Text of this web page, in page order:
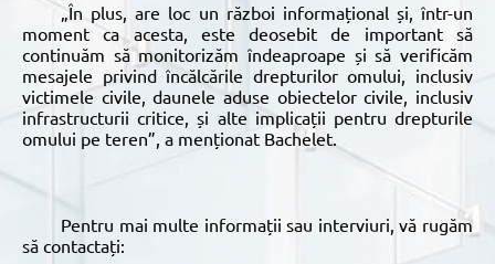
„În plus, are loc un război informațional și, într-un
moment ca acesta, este deosebit de important să
continuăm să monitorizăm îndeaproape și să verificăm
mesajele privind încălcările drepturilor omului, inclusiv
victimele civile, daunele aduse obiectelor civile, inclusiv
infrastructurii critice, și alte implicații pentru drepturile
omului pe teren”, a menționat Bachelet.
Pentru mai multe informații sau interviuri, vă rugăm
să contactați: